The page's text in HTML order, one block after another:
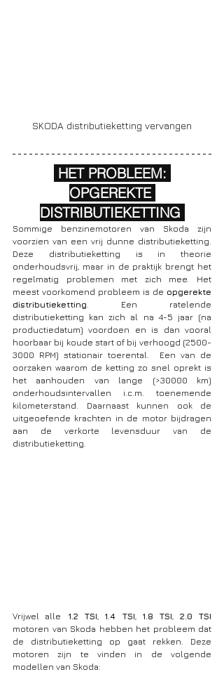
SKODA distributieketting vervangen
OPGEREKTE
DISTRIBUTIEKETTING
Sommige benzinemotoren van Skoda zijn
voorzien van een vrij dunne distributieketting.
Deze distributieketting is in theorie
onderhoudsvrij, maar in de praktijk brengt het
regelmatig problemen met zich mee. Het
meest voorkomend probleem is de opgerekte
distributieketting . Een ratelende
distributieketting kan zich al na 4-5 jaar (na
productiedatum) voordoen en is dan vooral
hoorbaar bij koude start of bij verhoogd (2500-
3000 RPM) stationair toerental.  Een van de
oorzaken waarom de ketting zo snel oprekt is
het aanhouden van lange (>30000 km)
onderhoudsintervallen i.c.m. toenemende
kilometerstand. Daarnaast kunnen ook de
uitgeoefende krachten in de motor bijdragen
aan de verkorte levensduur van de
distributieketting.
Vrijwel alle 1.2 TSI, 1.4 TSI, 1.8 TSI,
motoren van Skoda hebben het probleem dat
de distributieketting op gaat rekken. Deze
motoren zijn te vinden in de volgende
modellen van Skoda: